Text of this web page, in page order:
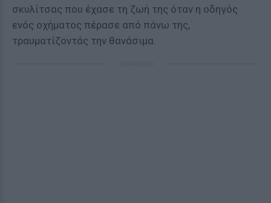
σκυλίτσας που έχασε τη ζωή της όταν η οδηγός
ενός οχήματος πέρασε από πάνω της,
τραυματίζοντάς την θανάσιμα.